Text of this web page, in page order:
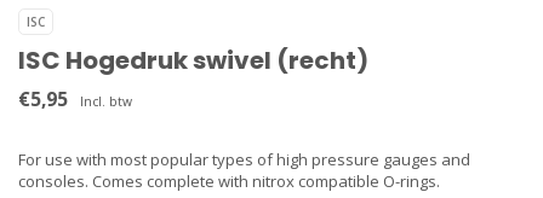
ISC
ISC Hogedruk swivel (recht)
€5,95 Incl. btw
For use with most popular types of high pressure gauges and
consoles. Comes complete with nitrox compatible O-rings.